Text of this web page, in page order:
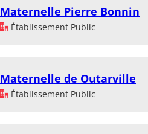
Maternelle Pierre Bonnin
Établissement Public
Maternelle de Outarville
Établissement Public